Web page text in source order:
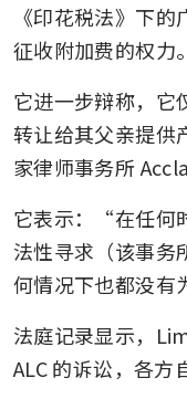
《印花税法》下
征收附加费的权力。
它进一步辩称，它
转让给其父亲提供
家律师事务所
它表示：“在任何
法性寻求（该事
何情况下也都没有
法庭记录显示，
ALC 的诉讼，各方